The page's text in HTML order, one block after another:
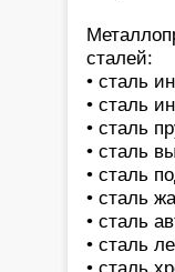
сталей:
• сталь
• сталь
• сталь
• сталь
• сталь
• сталь
• сталь
• сталь
• сталь